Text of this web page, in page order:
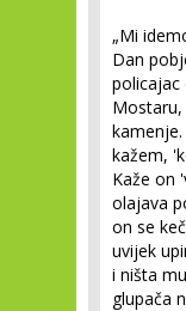
„Mi
Dan
policajac
kažem,
Kaže on
olajava
on se
uvijek
i ništa
glupača